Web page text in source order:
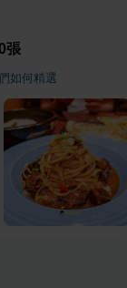
張
如何精選